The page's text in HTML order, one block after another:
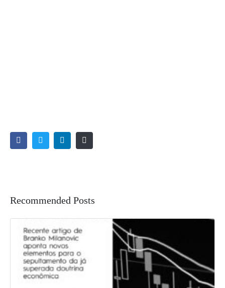
Recommended Posts